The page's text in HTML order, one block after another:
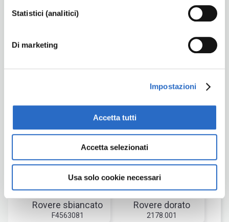
Statistici (analitici)
Di marketing
Impostazioni
Accetta tutti
Accetta selezionati
Usa solo cookie necessari
Standard
RAL 9016 Fiammato 9001
Rovere sbiancato
F4563081
Rovere dorato
2178.001